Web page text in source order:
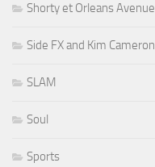
Shorty et Orleans Avenue
Side FX and Kim Cameron
SLAM
Soul
Sports